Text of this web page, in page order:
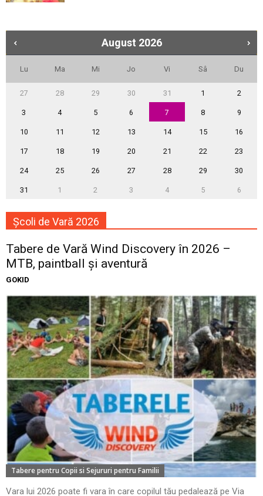
August 2026
Lu Ma Mi Jo Vi Sâ Du
27 28 29 30 31 1 2
3 4 5 6 7 8 9
10 11 12 13 14 15 16
17 18 19 20 21 22 23
24 25 26 27 28 29 30
31 1 2 3 4 5 6
Școli de Vară 2026
Tabere de Vară Wind Discovery în 2026 –
MTB, paintball și aventură
GOKID
Tabere pentru Copii si Sejururi pentru Familii
Vara lui 2026 poate fi vara în care copilul tău pedalează pe Via